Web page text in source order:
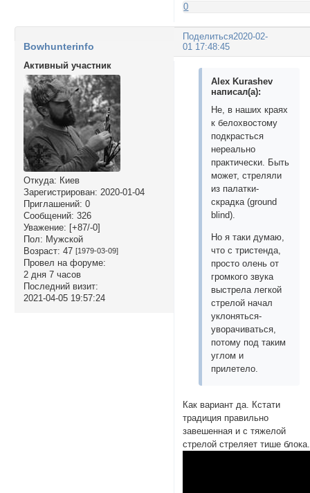
0
Поделиться2020-02-
01 17:48:45
Bowhunterinfo
Активный участник
Откуда: Киев
Зарегистрирован: 2020-01-04
Приглашений: 0
Сообщений: 326
Уважение: [+87/-0]
Пол: Мужской
Возраст: 47 [1979-03-09]
Провел на форуме:
2 дня 7 часов
Последний визит:
2021-04-05 19:57:24
Alex Kurashev
написал(а):
Не, в наших краях
к белохвостому
подкрасться
нереально
практически. Быть
может, стреляли
из палатки-
скрадка (ground
blind).
Но я таки думаю,
что с тристенда,
просто олень от
громкого звука
выстрела легкой
стрелой начал
уклоняться-
уворачиваться,
потому под таким
углом и
прилетело.
Как вариант да. Кстати
традиция правильно
завешенная и с тяжелой
стрелой стреляет тише блока.